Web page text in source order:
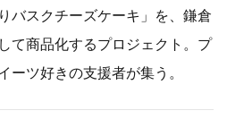
バスクチーズケーキ」を、鎌倉
て商品化するプロジェクト。プ
ーツ好きの支援者が集う。